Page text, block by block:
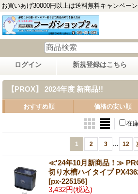
お買いあげ30000円以上は送料無料キャンペーン
ログイン 新規登録はこちら
【PROX】 2024年度 新商品!!
おすすめ順 価格の安い順
在
1 2 3 ... 12
≪'24年10月新商品！≫
切り水槽ハイタイプ
[px-225156]
3,432円(税込)